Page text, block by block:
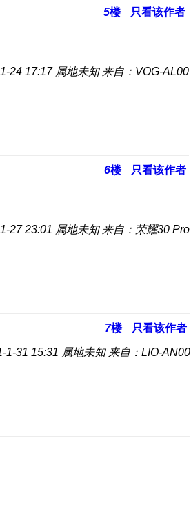
5楼 只看该作者
24 17:17 属地未知 来自：VOG-AL00
6楼 只看该作者
27 23:01 属地未知 来自：荣耀30 Pro
7楼 只看该作者
1-31 15:31 属地未知 来自：LIO-AN00